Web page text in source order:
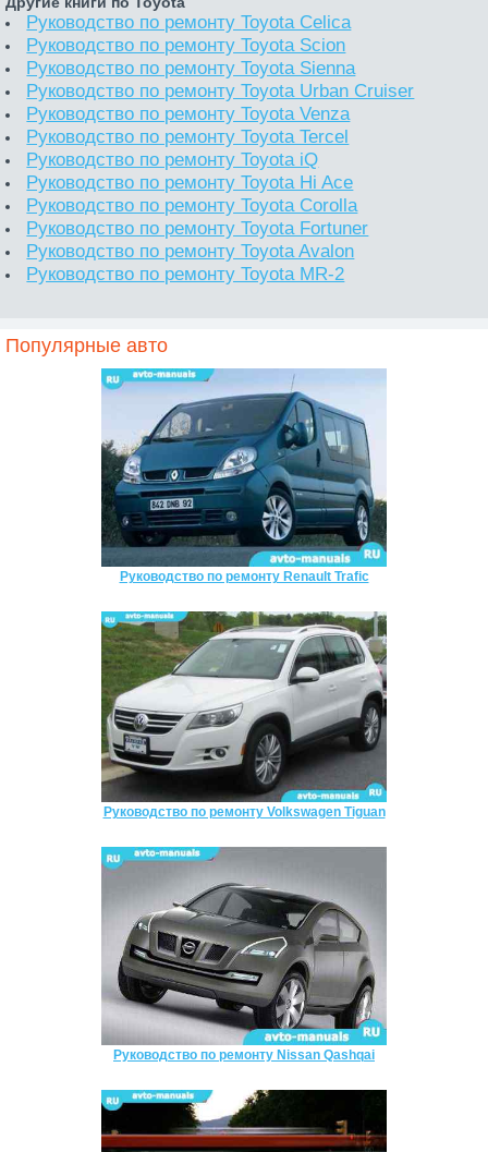
Руководство по ремонту Toyota Celica
Руководство по ремонту Toyota Scion
Руководство по ремонту Toyota Sienna
Руководство по ремонту Toyota Urban Cruiser
Руководство по ремонту Toyota Venza
Руководство по ремонту Toyota Tercel
Руководство по ремонту Toyota iQ
Руководство по ремонту Toyota Hi Ace
Руководство по ремонту Toyota Corolla
Руководство по ремонту Toyota Fortuner
Руководство по ремонту Toyota Avalon
Руководство по ремонту Toyota MR-2
Популярные авто
Руководство по ремонту Renault Trafic
Руководство по ремонту Volkswagen Tiguan
Руководство по ремонту Nissan Qashqai